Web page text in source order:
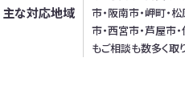
主な対応地域
市・阪南市・岬町・
市・西宮市・芦屋市
もご相談も数多く取